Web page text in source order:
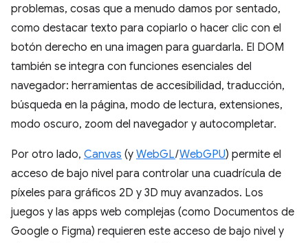
problemas, cosas que a menudo damos por sentado,
como destacar texto para copiarlo o hacer clic con el
botón derecho en una imagen para guardarla. El DOM
también se integra con funciones esenciales del
navegador: herramientas de accesibilidad, traducción,
búsqueda en la página, modo de lectura, extensiones,
modo oscuro, zoom del navegador y autocompletar.
Por otro lado, Canvas (y WebGL/WebGPU) permite el
acceso de bajo nivel para controlar una cuadrícula de
píxeles para gráficos 2D y 3D muy avanzados. Los
juegos y las apps web complejas (como Documentos de
Google o Figma) requieren este acceso de bajo nivel y